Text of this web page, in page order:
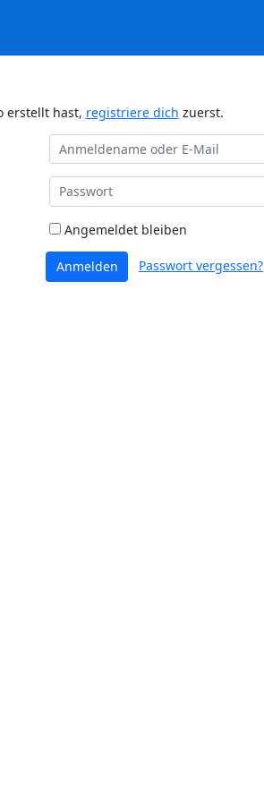
erstellt hast, registriere dich zuerst.
Angemeldet bleiben
Anmelden Passwort vergessen?